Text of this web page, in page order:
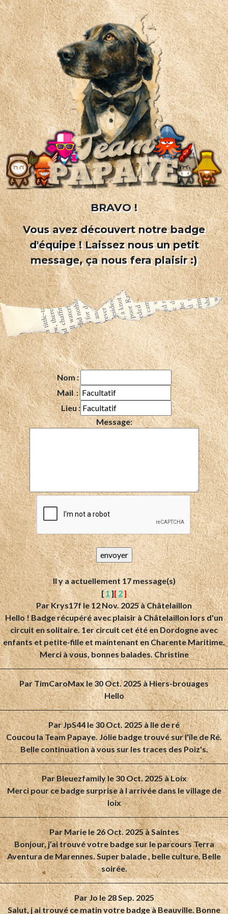
BRAVO !
Vous avez découvert notre badge
d'équipe ! Laissez nous un petit
message, ça nous fera plaisir :)
Nom :
Mail :
Lieu :
Message:
Il y a actuellement 17 message(s)
[1][2]
ParKrys17fle 12 Nov. 2025 à Châtelaillon
Hello ! Badge récupéré avec plaisir à Châtelaillon lors d'un
circuit en solitaire. 1er circuit cet été en Dordogne avec
enfants et petite-fille et maintenant en Charente Maritime.
Merci à vous, bonnes balades. Christine
ParTimCaroMaxle 30 Oct. 2025 à Hiers-brouages
Hello
ParJpS44le 30 Oct. 2025 à Ile de ré
Coucou la Team Papaye. Jolie badge trouvé sur l'île de Ré.
Belle continuation à vous sur les traces des Poiz's.
ParBleuezfamilyle 30 Oct. 2025 à Loix
Merci pour ce badge surprise à l arrivée dans le village de
loix
ParMariele 26 Oct. 2025 à Saintes
Bonjour, j’ai trouvé votre badge sur le parcours Terra
Aventura de Marennes. Super balade , belle culture. Belle
soirée.
ParJole 28 Sep. 2025
Salut, j ai trouvé ce matin votre badge à Beauville. Bonne